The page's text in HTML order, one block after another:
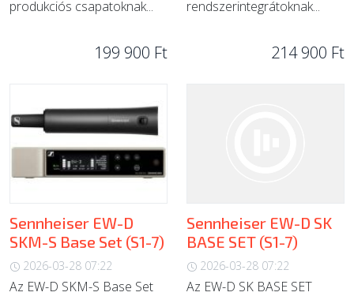
produkciós csapatoknak...
199 900 Ft
rendszerintegrátoknak...
214 900 Ft
Sennheiser EW-D
SKM-S Base Set (S1-7)
2026-03-28 07:22
Az EW-D SKM-S Base Set
Sennheiser EW-D SK
BASE SET (S1-7)
2026-03-28 07:22
Az EW-D SK BASE SET